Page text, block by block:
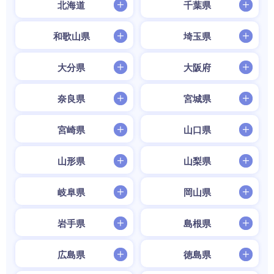
北海道 千葉県
和歌山県 埼玉県
大分県 大阪府
奈良県 宮城県
宮崎県 山口県
山形県 山梨県
岐阜県 岡山県
岩手県 島根県
広島県 徳島県